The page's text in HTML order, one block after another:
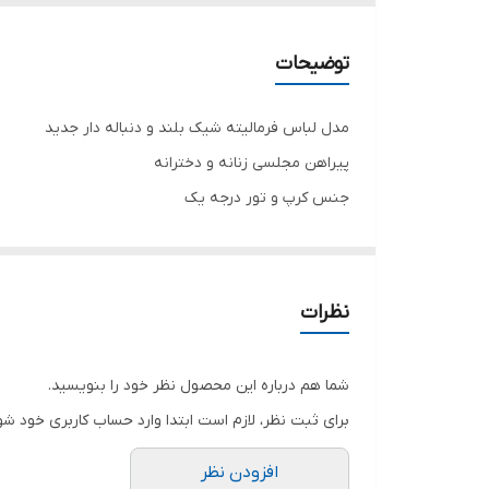
توضیحات
مدل لباس فرمالیته شیک بلند و دنباله دار جدید
پیراهن مجلسی زنانه و دخترانه
جنس کرپ و تور درجه یک
برای خرید سایز های بالاتر ۵۲ تا ۶۰ از واتس اپ پیام دهید ۰۹۰۵۳۷۷۴۹۵۷
.
دوستان عزیز در هنگام انتخاب مدل دقت کنید
نظرات
شما هم درباره این محصول نظر خود را بنویسید.
برای ثبت نظر، لازم است ابتدا وارد حساب کاربری خود
افزودن نظر